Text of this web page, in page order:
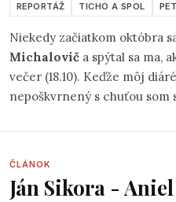
REPORTÁŽ TICHO A SPOL
Niekedy začiatkom októbra
Michalovič a spýtal sa ma,
večer (18.10). Keďže môj
nepoškvrnený s chuťou som
ČLÁNOK
Ján Sikora - Aniel